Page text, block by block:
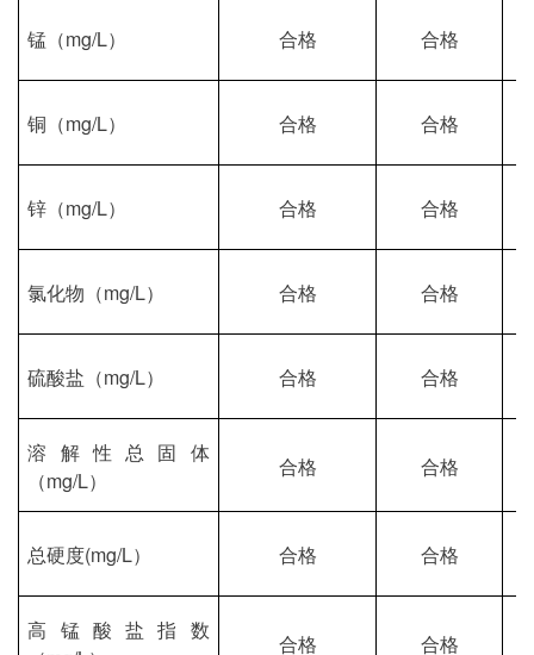
锰（mg/L） 合格 合格
铜（mg/L） 合格 合格
锌（mg/L） 合格 合格
氯化物（mg/L） 合格 合格
硫酸盐（mg/L） 合格 合格
溶解性总固体
（mg/L）
合格 合格
总硬度(mg/L） 合格 合格
高锰酸盐指数
合格 合格